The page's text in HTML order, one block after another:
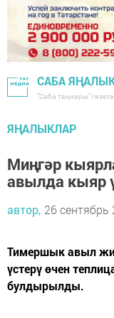
САБА
"Саба таңнары"
ЯҢАЛЫКЛАР
Миңгәр
авылда кыяр
автор, 26 сентябрь
Тимершык авыл
үстерү өчен
булдырылды.